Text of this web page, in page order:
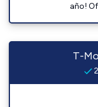
año!
T-